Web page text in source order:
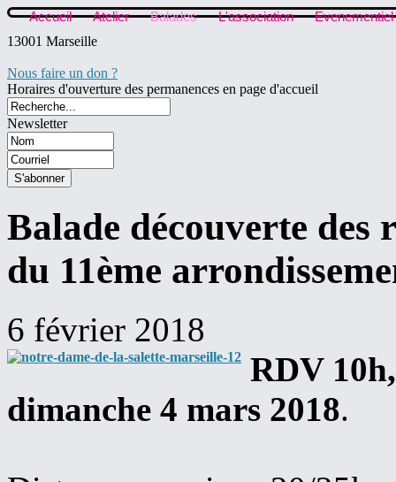
Accueil Atelier Balades L'association
Evenementiel
13001 Marseille
Nous faire un don ?
Horaires d'ouverture des permanences en page d'accueil
Newsletter
Balade découverte des
du 11ème
6 février 2018
RDV
dimanche 4 mars 2018.